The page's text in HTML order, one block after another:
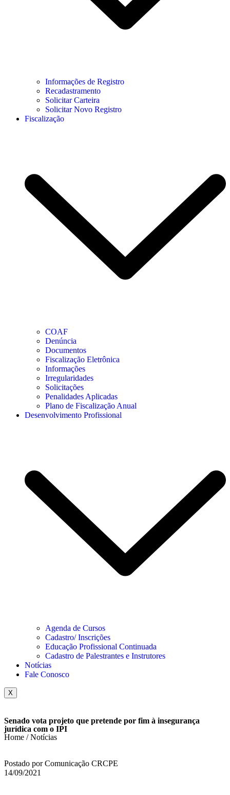
Informações de Registro
Recadastramento
Solicitar Carteira
Solicitar Novo Registro
Fiscalização
COAF
Denúncia
Documentos
Fiscalização Eletrônica
Informações
Irregularidades
Solicitações
Penalidades Aplicadas
Plano de Fiscalização Anual
Desenvolvimento Profissional
Agenda de Cursos
Cadastro/ Inscrições
Educação Profissional Continuada
Cadastro de Palestrantes e Instrutores
Notícias
Fale Conosco
X
Senado vota projeto que pretende por fim à insegurança
jurídica com o IPI
Home / Notícias
Postado por Comunicação CRCPE
14/09/2021